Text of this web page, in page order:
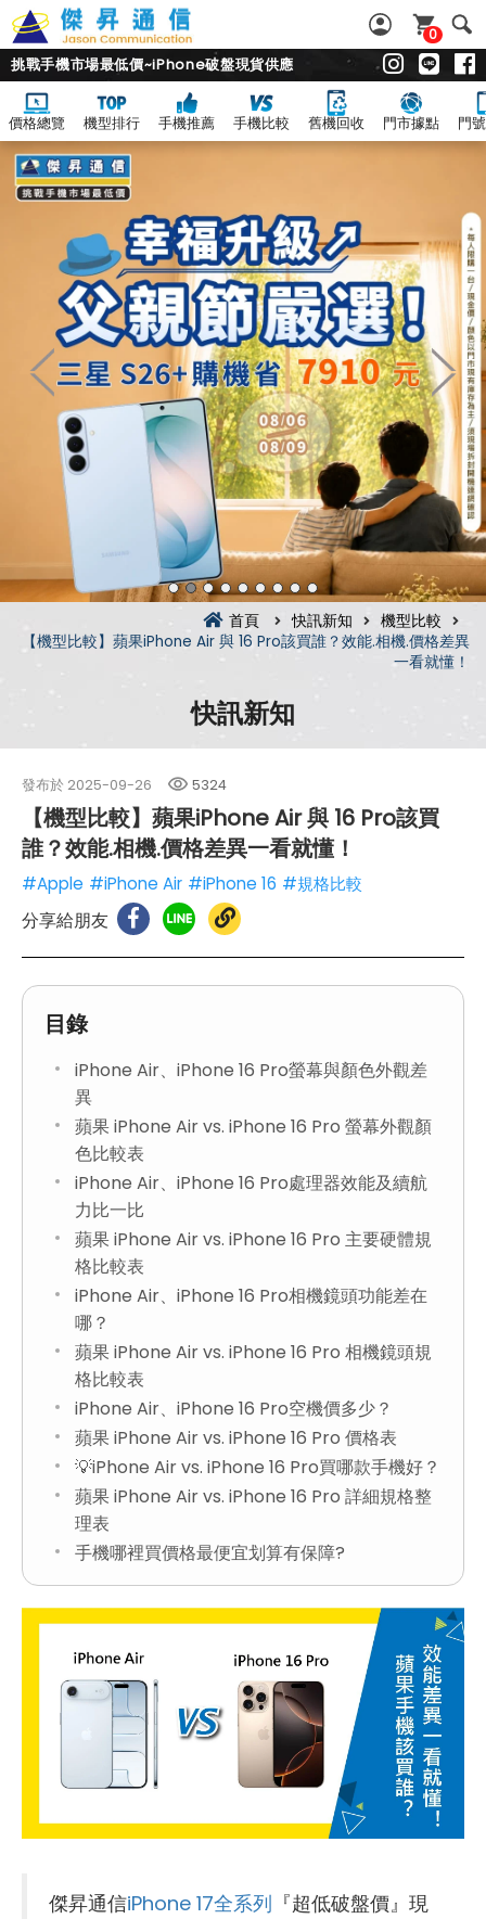
0
挑戰手機市場最低價~iPhone破盤現貨供應
價格總覽 機型排行 手機推薦 手機比較 舊機回收 門市據點 門
首頁 快訊新知
機型比較
【機型比較】蘋果iPhone Air 與 16 Pro該買誰？效能.相機.價格差異
一看就懂！
快訊新知
發布於 2025-09-26 5324
【機型比較】蘋果iPhone Air 與 16 Pro該買
誰？效能.相機.價格差異一看就懂！
#Apple #iPhone Air #iPhone 16 #規格比較
分享給朋友
目錄
iPhone Air、iPhone 16 Pro螢幕與顏色外觀差
異
蘋果 iPhone Air vs. iPhone 16 Pro 螢幕外觀顏
色比較表
iPhone Air、iPhone 16 Pro處理器效能及續航
力比一比
蘋果 iPhone Air vs. iPhone 16 Pro 主要硬體規
格比較表
iPhone Air、iPhone 16 Pro相機鏡頭功能差在
哪？
蘋果 iPhone Air vs. iPhone 16 Pro 相機鏡頭規
格比較表
iPhone Air、iPhone 16 Pro空機價多少？
蘋果 iPhone Air vs. iPhone 16 Pro 價格表
💡iPhone Air vs. iPhone 16 Pro買哪款手機好？
蘋果 iPhone Air vs. iPhone 16 Pro 詳細規格整
理表
手機哪裡買價格最便宜划算有保障?
傑昇通信iPhone 17全系列 『超低破盤價』現